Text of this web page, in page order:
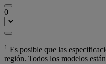
0
1 Es posible que las
región. Todos los modelos